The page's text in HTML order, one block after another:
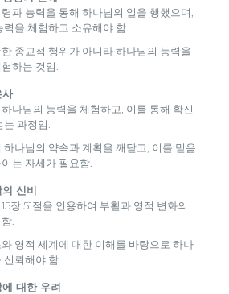
과 능력을 통해 하나님의 일을 행했으며,
력을 체험하고 소유해야 함.
종교적 행위가 아니라 하나님의 능력을
하는 것임.
사
나님의 능력을 체험하고, 이를 통해 확신
과정임.
하나님의 약속과 계획을 깨닫고, 이를 믿음
는 자세가 필요함.
신비
장 51절을 인용하여 부활과 영적 변화의
.
영적 세계에 대한 이해를 바탕으로 하나
신뢰해야 함.
대한 우려